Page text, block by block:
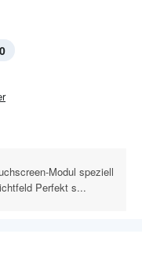
Modul speziell
Perfekt s...